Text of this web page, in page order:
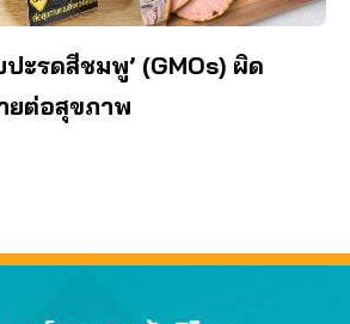
ปะรดสีชมพู’ (GMOs) ผิด
ยต่อสุขภาพ